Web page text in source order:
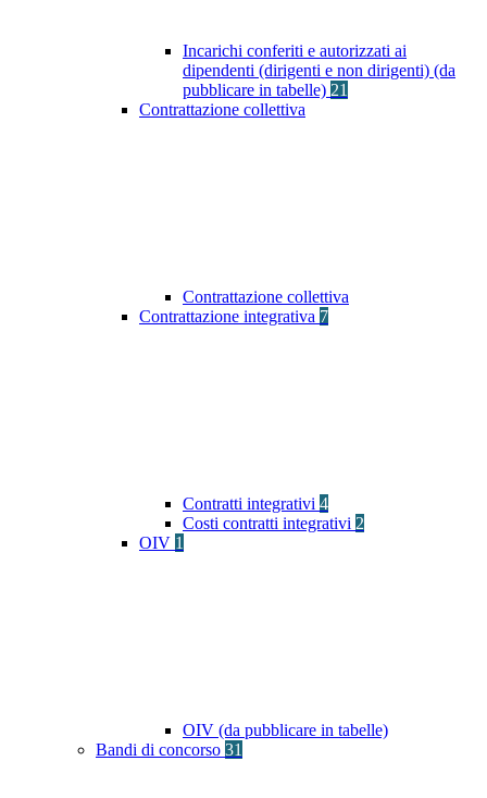
Incarichi conferiti e autorizzati ai
dipendenti (dirigenti e non dirigenti) (da
pubblicare in tabelle) 21
Contrattazione collettiva
Contrattazione collettiva
Contrattazione integrativa 7
Contratti integrativi 4
Costi contratti integrativi 2
OIV 1
OIV (da pubblicare in tabelle)
Bandi di concorso 31